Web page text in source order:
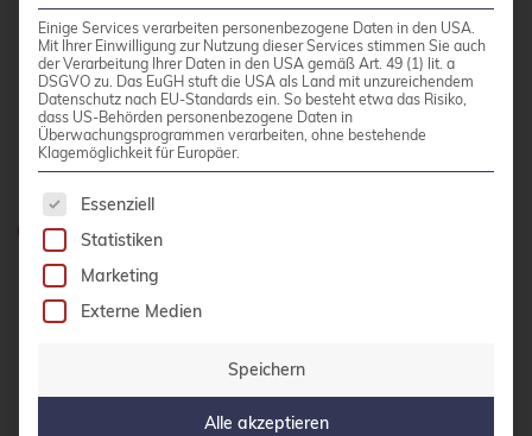
credativ GmbH
Hennes-Weisweiler-Allee 23
41179 Mönchengladbach
Meet us
Haben Sie Fragen?
0800 credati(v)
+49 2161 9174200
E-Mail schreiben
Einige Services verarbeiten personenbezogene Daten in den USA.
Mit Ihrer Einwilligung zur Nutzung dieser Services stimmen Sie auch
der Verarbeitung Ihrer Daten in den USA gemäß Art. 49 (1) lit. a
DSGVO zu. Das EuGH stuft die USA als Land mit unzureichendem
Datenschutz nach EU-Standards ein. So besteht etwa das Risiko,
dass US-Behörden personenbezogene Daten in
Überwachungsprogrammen verarbeiten, ohne bestehende
Klagemöglichkeit für Europäer.
Es folgt eine Liste der Service-Gruppen, für die
Essenziell
Statistiken
Marketing
Externe Medien
Speichern
Alle akzeptieren